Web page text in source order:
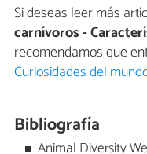
Si deseas leer más
carnívoros -
recomendamos que
Curiosidades del
Bibliografía
Animal Diversity